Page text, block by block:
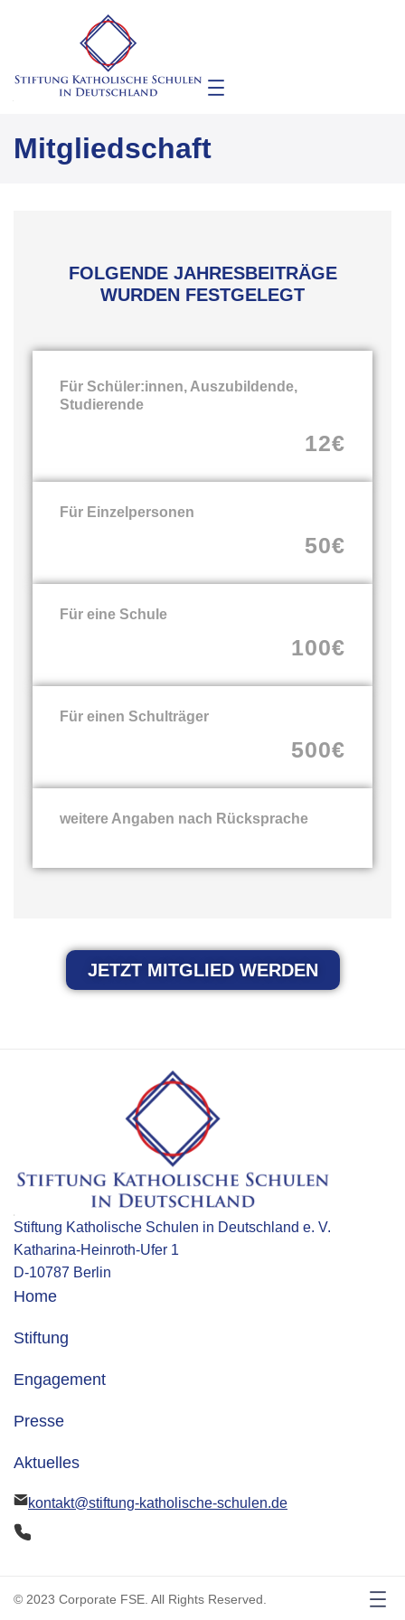
Mitgliedschaft
FOLGENDE JAHRESBEITRÄGE
WURDEN FESTGELEGT
Für Schüler:innen, Auszubildende,
Studierende
12€
Für Einzelpersonen
50€
Für eine Schule
100€
Für einen Schulträger
500€
weitere Angaben nach Rücksprache
JETZT MITGLIED WERDEN
Stiftung Katholische Schulen in Deutschland e. V.
Katharina-Heinroth-Ufer 1
D-10787 Berlin
Home
Stiftung
Engagement
Presse
Aktuelles
kontakt@stiftung-katholische-schulen.de
© 2023 Corporate FSE. All Rights Reserved.